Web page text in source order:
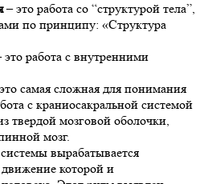
– это работа со “структурой тела”,
по принципу: «Структура
работа с внутренними
самая сложная для понимания
с краниосакральной системой
твердой мозговой оболочки,
мозг.
вырабатывается
которой и